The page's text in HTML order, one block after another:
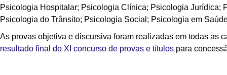
Psicologia Hospitalar; Psicologia Clínica; Psicologia Jurídica;
Psicologia do Trânsito; Psicologia Social; Psicologia em
As provas objetiva e discursiva foram realizadas em todas as
resultado final do XI concurso de provas e títulos para